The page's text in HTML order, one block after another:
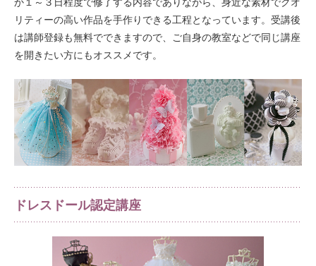
リティーの高い作品を手作りできる工程となっています。受講後
は講師登録も無料でできますので、ご自身の教室などで同じ講座
を開きたい方にもオススメです。
ドレスドール認定講座